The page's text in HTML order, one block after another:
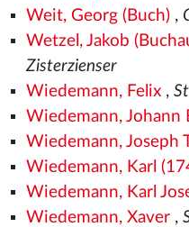
Weit, Georg (Buch),
Wetzel, Jakob
Zisterzienser
Wiedemann, Felix,
Wiedemann, Johann
Wiedemann, Joseph
Wiedemann, Karl
Wiedemann, Karl
Wiedemann, Xaver,